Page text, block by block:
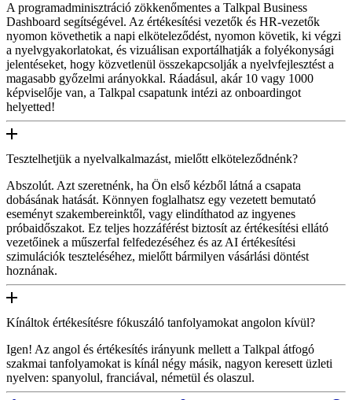
A programadminisztráció zökkenőmentes a Talkpal Business
Dashboard segítségével. Az értékesítési vezetők és HR-vezetők
nyomon követhetik a napi elköteleződést, nyomon követik, ki végzi
a nyelvgyakorlatokat, és vizuálisan exportálhatják a folyékonysági
jelentéseket, hogy közvetlenül összekapcsolják a nyelvfejlesztést a
magasabb győzelmi arányokkal. Ráadásul, akár 10 vagy 1000
képviselője van, a Talkpal csapatunk intézi az onboardingot
helyetted!
Tesztelhetjük a nyelvalkalmazást, mielőtt elköteleződnénk?
Abszolút. Azt szeretnénk, ha Ön első kézből látná a csapata
dobásának hatását. Könnyen foglalhatsz egy vezetett bemutató
eseményt szakembereinktől, vagy elindíthatod az ingyenes
próbaidőszakot. Ez teljes hozzáférést biztosít az értékesítési ellátó
vezetőinek a műszerfal felfedezéséhez és az AI értékesítési
szimulációk teszteléséhez, mielőtt bármilyen vásárlási döntést
hoznának.
Kínáltok értékesítésre fókuszáló tanfolyamokat angolon kívül?
Igen! Az angol és értékesítés irányunk mellett a Talkpal átfogó
szakmai tanfolyamokat is kínál négy másik, nagyon keresett üzleti
nyelven: spanyolul, franciával, németül és olaszul.